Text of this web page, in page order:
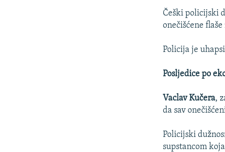
Češki policijski
onečišćene
Policija je
Posljedice po
Vaclav Kučera,
da sav
Policijski
supstancom